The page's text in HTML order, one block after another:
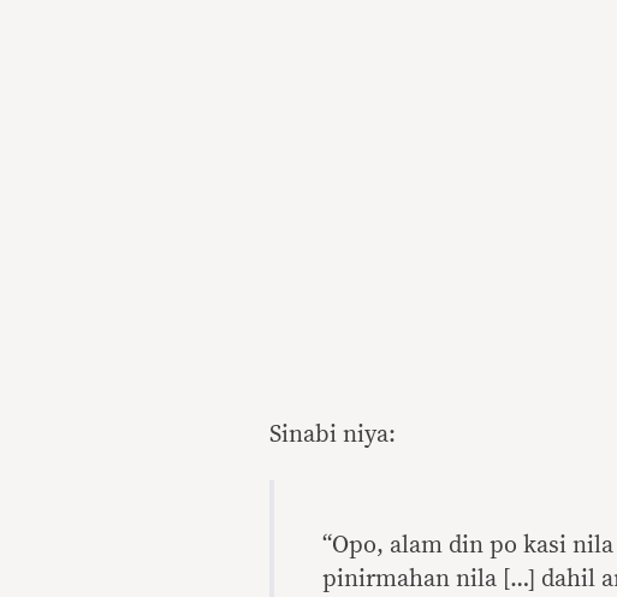
Sinabi niya:
“Opo, alam din po kasi
pinirmahan nila […] dahil